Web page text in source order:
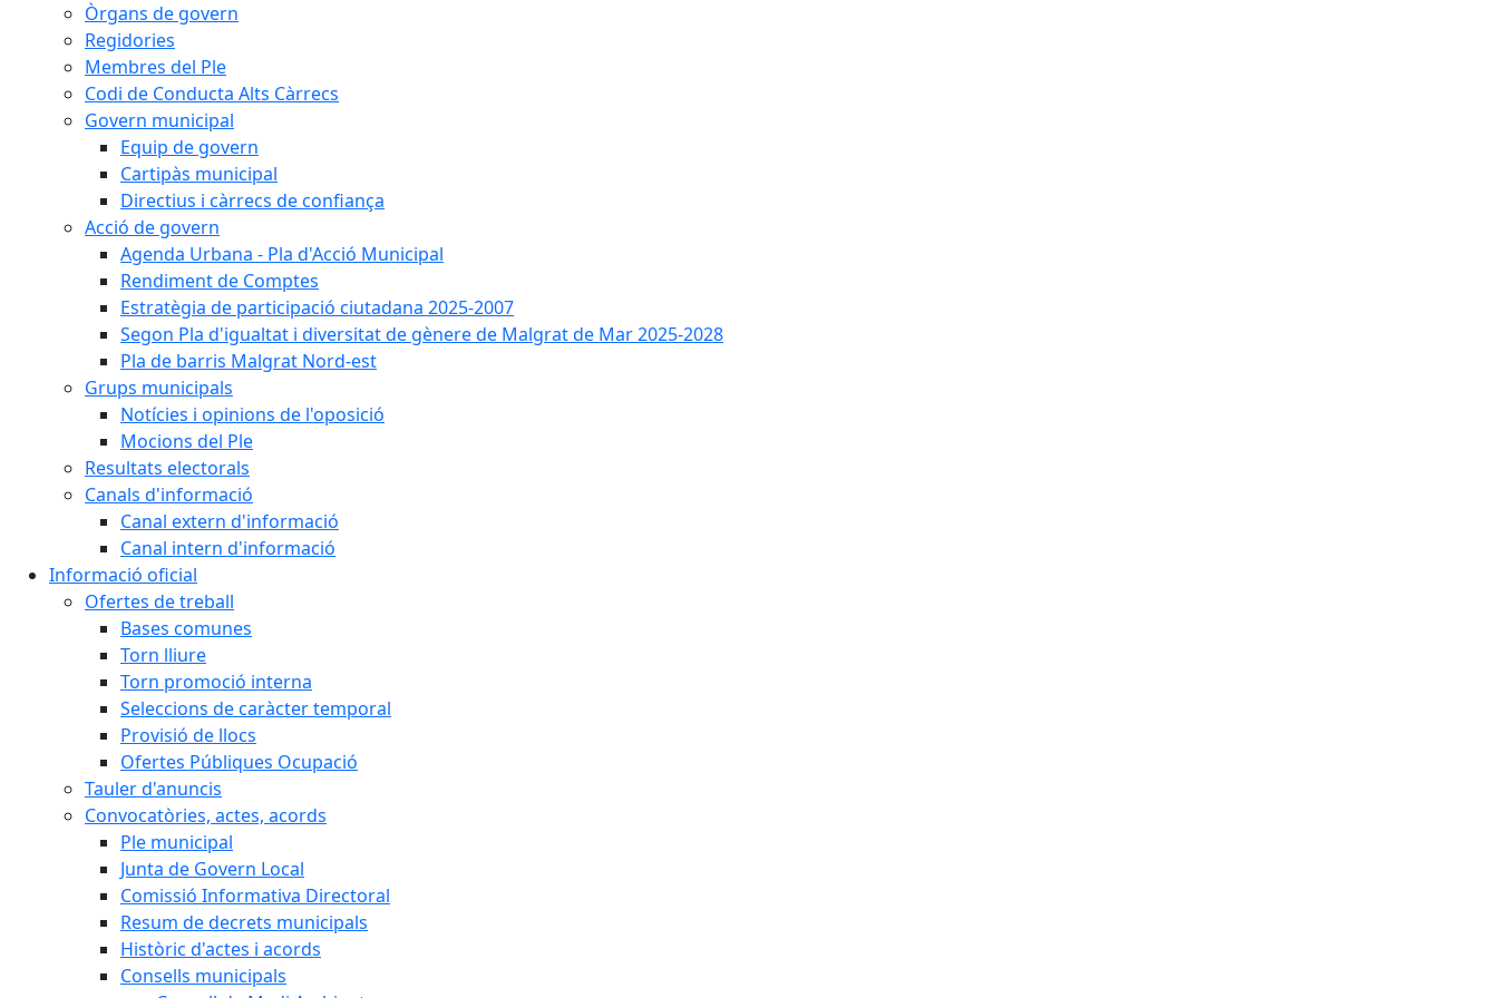
Òrgans de govern
Regidories
Membres del Ple
Codi de Conducta Alts Càrrecs
Govern municipal
Equip de govern
Cartipàs municipal
Directius i càrrecs de confiança
Acció de govern
Agenda Urbana - Pla d'Acció Municipal
Rendiment de Comptes
Estratègia de participació ciutadana 2025-2007
Segon Pla d'igualtat i diversitat de gènere de Malgrat de Mar 2025-2028
Pla de barris Malgrat Nord-est
Grups municipals
Notícies i opinions de l'oposició
Mocions del Ple
Resultats electorals
Canals d'informació
Canal extern d'informació
Canal intern d'informació
Informació oficial
Ofertes de treball
Bases comunes
Torn lliure
Torn promoció interna
Seleccions de caràcter temporal
Provisió de llocs
Ofertes Públiques Ocupació
Tauler d'anuncis
Convocatòries, actes, acords
Ple municipal
Junta de Govern Local
Comissió Informativa Directoral
Resum de decrets municipals
Històric d'actes i acords
Consells municipals